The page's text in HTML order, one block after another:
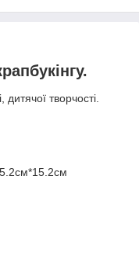
дитячої творчості.